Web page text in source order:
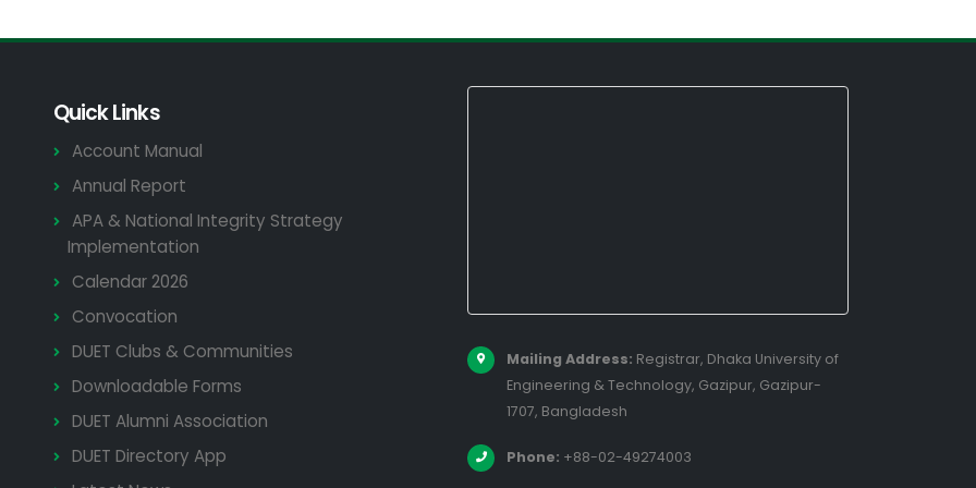
Quick Links
Account Manual
Annual Report
APA & National Integrity Strategy
Implementation
Calendar 2026
Convocation
DUET Clubs & Communities
Downloadable Forms
DUET Alumni Association
DUET Directory App
Mailing Address: Registrar, Dhaka University of
Engineering & Technology, Gazipur, Gazipur-
1707, Bangladesh
Phone: +88-02-49274003